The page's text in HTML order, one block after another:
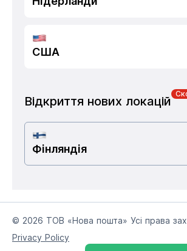
США
Відкриття нових локацій
Фінляндія
© 2026 ТОВ «Нова пошта» Усі права
Privacy Policy